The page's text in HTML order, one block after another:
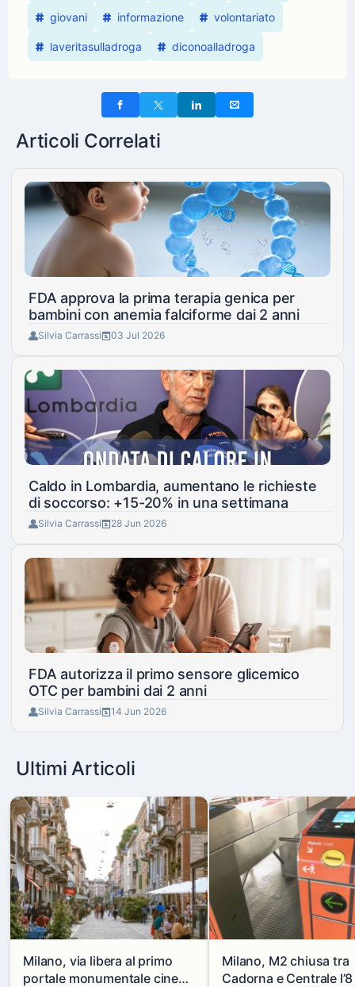
giovani informazione volontariato
laveritasulladroga diconoalladroga
Articoli Correlati
FDA approva la prima terapia genica per
bambini con anemia falciforme dai 2 anni
Silvia Carrassi 03 Jul 2026
Caldo in Lombardia, aumentano le richieste
di soccorso: +15-20% in una settimana
Silvia Carrassi 28 Jun 2026
FDA autorizza il primo sensore glicemico
OTC per bambini dai 2 anni
Silvia Carrassi 14 Jun 2026
Ultimi Articoli
Milano, via libera al primo
portale monumentale cinese
Milano, M2 chiusa tra
Cadorna e Centrale